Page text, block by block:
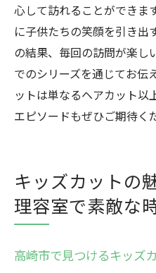
心して訪れることができま
に子供たちの笑顔を引き出
の結果、毎回の訪問が楽し
でのシリーズを通じてお伝
ットは単なるヘアカット以
エピソードもぜひご期待く
キッズカットの
理容室で素敵な
高崎市で見つけるキッズ